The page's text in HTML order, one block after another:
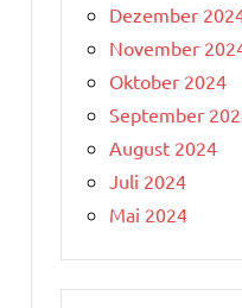
Dezember
November
Oktober 2024
September
August 2024
Juli 2024
Mai 2024